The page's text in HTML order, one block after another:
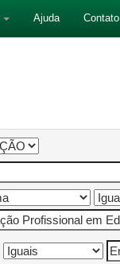
Ajuda Contato